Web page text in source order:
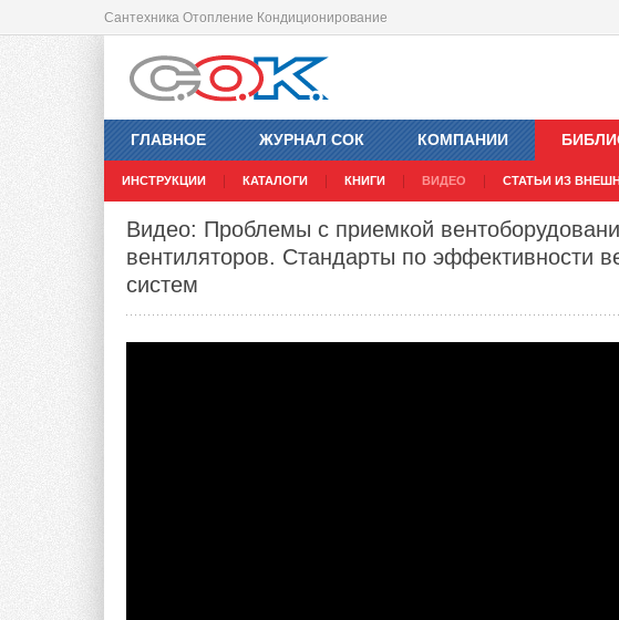
Сантехника Отопление Кондиционирование
ГЛАВНОЕ ЖУРНАЛ СОК КОМПАНИИ
ИНСТРУКЦИИ КАТАЛОГИ КНИГИ ВИДЕО СТАТЬИ ИЗ
Видео: Проблемы с приемкой
вентиляторов. Стандарты по эффективности
систем